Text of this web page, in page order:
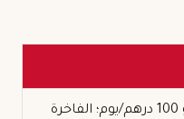
الاقتصادية تبدأ نحو 100 درهم/يوم؛ الفاخرة